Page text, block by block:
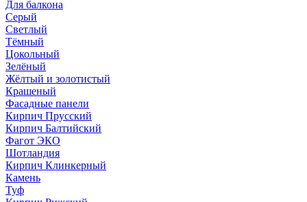
Для балкона
Серый
Светлый
Тёмный
Цокольный
Зелёный
Жёлтый и золотистый
Крашеный
Фасадные панели
Кирпич Прусский
Кирпич Балтийский
Фагот ЭКО
Шотландия
Кирпич Клинкерный
Камень
Туф